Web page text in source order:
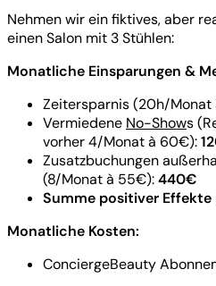
Nehmen wir ein fiktives, aber
einen Salon mit 3 Stühlen:
Monatliche Einsparungen &
Zeitersparnis (20h/Monat
Vermiedene No-Shows
vorher 4/Monat à 60€):
Zusatzbuchungen
(8/Monat à 55€):440€
Summe positiver
Monatliche Kosten:
ConciergeBeauty